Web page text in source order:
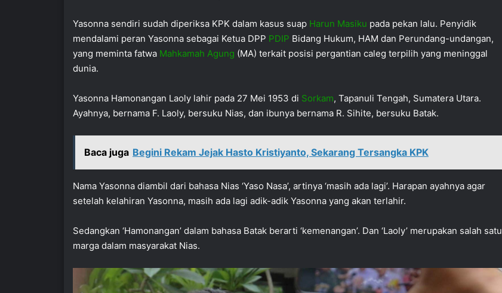
Yasonna sendiri sudah diperiksa KPK dalam kasus suap Harun Masiku pada pekan lalu. Penyidik
mendalami peran Yasonna sebagai Ketua DPP PDIP Bidang Hukum, HAM dan Perundang-undangan,
yang meminta fatwa Mahkamah Agung (MA) terkait posisi pergantian caleg terpilih yang meninggal
dunia.
Yasonna Hamonangan Laoly lahir pada 27 Mei 1953 di Sorkam, Tapanuli Tengah, Sumatera Utara.
Ayahnya, bernama F. Laoly, bersuku Nias, dan ibunya bernama R. Sihite, bersuku Batak.
Baca juga Begini Rekam Jejak Hasto Kristiyanto, Sekarang Tersangka KPK
Nama Yasonna diambil dari bahasa Nias ‘Yaso Nasa’, artinya ‘masih ada lagi’. Harapan ayahnya agar
setelah kelahiran Yasonna, masih ada lagi adik-adik Yasonna yang akan terlahir.
Sedangkan ‘Hamonangan’ dalam bahasa Batak berarti ‘kemenangan’. Dan ‘Laoly’ merupakan salah satu
marga dalam masyarakat Nias.